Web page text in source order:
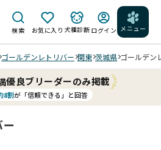
検索 お気に入り 犬種診断 ログイン メニュー
ゴールデンレトリバー 関東 茨城県 ゴールデン
優良ブリーダーのみ掲載
8割が「信頼できる」と回答